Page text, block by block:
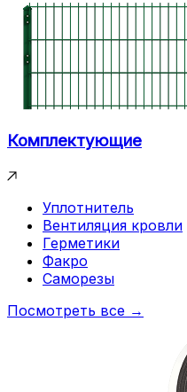
Комплектующие
Уплотнитель
Вентиляция кровли
Герметики
Факро
Саморезы
Посмотреть все →